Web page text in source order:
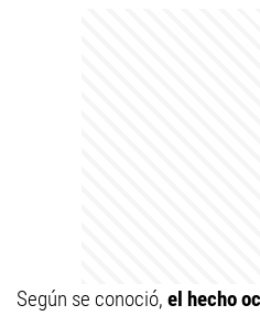
Según se conoció, el hecho